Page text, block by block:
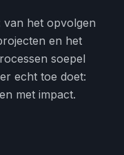
van het opvolgen
en het
soepel
echt toe doet:
met impact.